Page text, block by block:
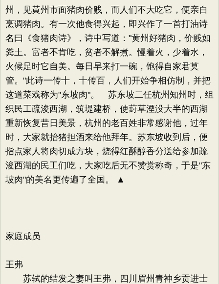
州，见黄州市面猪肉价贱，而人们不大吃它，便亲自
烹调猪肉。有一次他食得兴起，即兴作了一首打油诗
名曰《食猪肉诗》，诗中写道："黄州好猪肉，价贱如
粪土。富者不肯吃，贫者不解煮。慢着火，少着水，
火候足时它自美。每日早来打一碗，饱得自家君莫
管。"此诗一传十，十传百，人们开始争相仿制，并把
这道菜戏称为"东坡肉"。 苏东坡二任杭州知州时，组
织民工疏浚西湖，筑堤建桥，使葑草湮没大半的西湖
重新恢复昔日美景，杭州的老百姓非常感谢他，过年
时，大家就抬猪担酒来给他拜年。苏东坡收到后，便
指点家人将肉切成方块，烧得红酥醇香分送给参加疏
浚西湖的民工们吃，大家吃后无不赞赏称奇，于是"东
坡肉"的美名更传遍了全国。 ▲
家庭成员
王弗
苏轼的结发之妻叫王弗，四川眉州青神乡贡进士